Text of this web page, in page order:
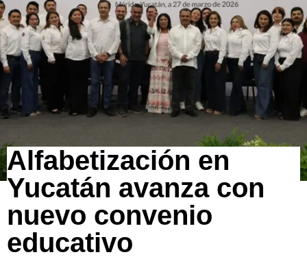
Alfabetización en
Yucatán avanza con
nuevo convenio
educativo